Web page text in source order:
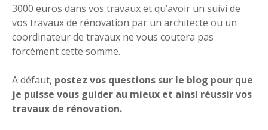
3000 euros dans vos travaux et qu’avoir un suivi de
vos travaux de rénovation par un architecte ou un
coordinateur de travaux ne vous coutera pas
forcément cette somme.
A défaut, postez vos questions sur le blog pour que
je puisse vous guider au mieux et ainsi réussir vos
travaux de rénovation.